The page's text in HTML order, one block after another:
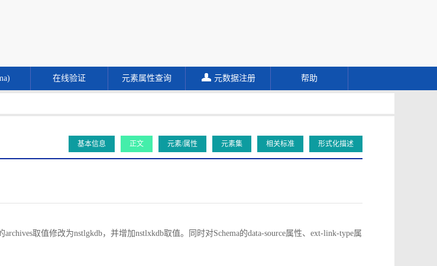
在线验证 元素属性查询 元数据注册 帮助
基本信息 正文 元素/属性 元素集 相关标准 形式化描述
取值修改为nstlgkdb，并增加nstlxkdb取值。同时对Schema的data-source属性、ext-link-type属